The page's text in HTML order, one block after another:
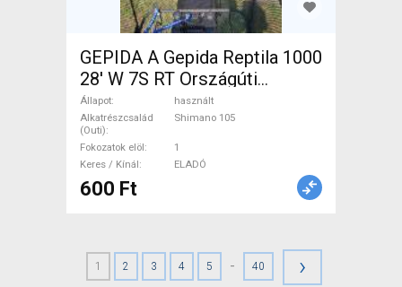
GEPIDA A Gepida Reptila 1000
28' W 7S RT Országúti
Shimano 105 használt ELADÓ
Állapot
használt
Alkatrészcsalád
(Outi)
Shimano 105
Fokozatok elöl
1
Keres / Kínál
ELADÓ
600 Ft
1 2 3 4 5 - 40 ›